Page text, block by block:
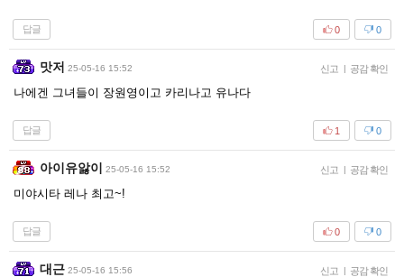
답글 0
0
맛저 25-05-16 15:52 신고 | 공감 확인
나에겐 그녀들이 장원영이고 카리나고 유나다
답글 0
1
아이유앓이 25-05-16 15:52 신고 | 공감 확인
미야시타 레나 최고~!
답글 0
0
대근 25-05-16 15:56 신고 | 공감 확인